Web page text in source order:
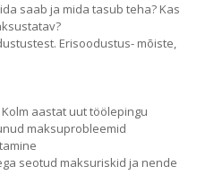
saab ja mida tasub teha? Kas
Erisoodustus- mõiste,
aastat uut töölepingu
maksuprobleemid
seotud maksuriskid ja nende